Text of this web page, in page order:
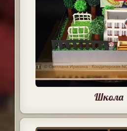
Школа